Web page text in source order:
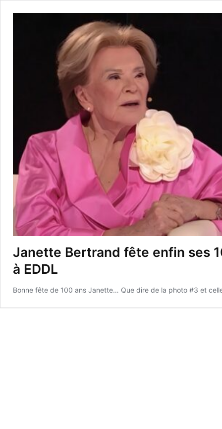
Janette Bertrand fête enfin ses
à EDDL
Bonne fête de 100 ans Janette… Que dire de la photo #3 et